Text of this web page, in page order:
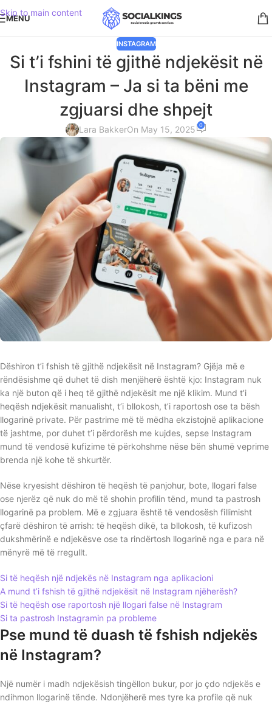
Skip to main content
MENU
INSTAGRAM
Si t’i fshini të gjithë ndjekësit në
Instagram – Ja si ta bëni me
zgjuarsi dhe shpejt
Lara BakkerOn May 15, 2025 0
Dëshiron t’i fshish të gjithë ndjekësit në Instagram? Gjëja më e
rëndësishme që duhet të dish menjëherë është kjo: Instagram nuk
ka një buton që i heq të gjithë ndjekësit me një klikim. Mund t’i
heqësh ndjekësit manualisht, t’i bllokosh, t’i raportosh ose ta bësh
llogarinë private. Për pastrime më të mëdha ekzistojnë aplikacione
të jashtme, por duhet t’i përdorësh me kujdes, sepse Instagram
mund të vendosë kufizime të përkohshme nëse bën shumë veprime
brenda një kohe të shkurtër.
Nëse kryesisht dëshiron të heqësh të panjohur, bote, llogari false
ose njerëz që nuk do më të shohin profilin tënd, mund ta pastrosh
llogarinë pa problem. Më e zgjuara është të vendosësh fillimisht
çfarë dëshiron të arrish: të heqësh dikë, ta bllokosh, të kufizosh
dukshmërinë e ndjekësve ose ta rindërtosh llogarinë nga e para në
mënyrë më të rregullt.
Si të heqësh një ndjekës në Instagram nga aplikacioni
A mund t’i fshish të gjithë ndjekësit në Instagram njëherësh?
Si të heqësh ose raportosh një llogari false në Instagram
Si ta pastrosh Instagramin pa probleme
Pse mund të duash të fshish ndjekës
në Instagram?
Një numër i madh ndjekësish tingëllon bukur, por jo çdo ndjekës e
ndihmon llogarinë tënde. Ndonjëherë mes tyre ka profile që nuk